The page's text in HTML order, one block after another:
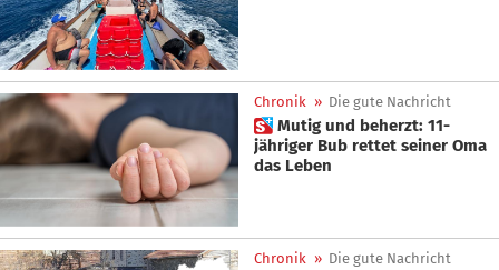
Chronik » Die gute Nachricht
 Mutig und beherzt: 11-
jähriger Bub rettet seiner Oma
das Leben
Chronik » Die gute Nachricht